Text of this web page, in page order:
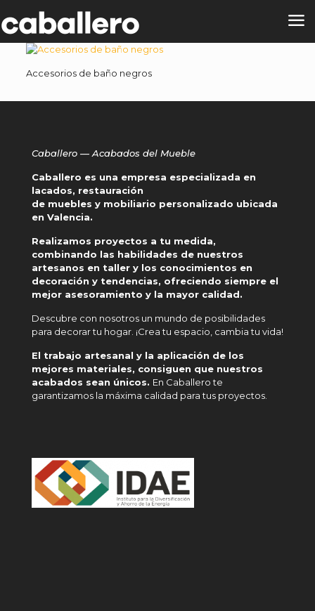
Accesorios de baño negros
Caballero — Acabados del Mueble
Caballero es una empresa especializada en
lacados, restauración
de muebles y mobiliario personalizado ubicada
en Valencia.
Realizamos proyectos a tu medida,
combinando las habilidades de nuestros
artesanos en taller y los conocimientos en
decoración y tendencias, ofreciendo siempre el
mejor asesoramiento y la mayor calidad.
Descubre con nosotros un mundo de posibilidades
para decorar tu hogar. ¡Crea tu espacio, cambia tu vida!
El trabajo artesanal y la aplicación de los
mejores materiales, consiguen que nuestros
acabados sean únicos. En Caballero te
garantizamos la máxima calidad para tus proyectos.